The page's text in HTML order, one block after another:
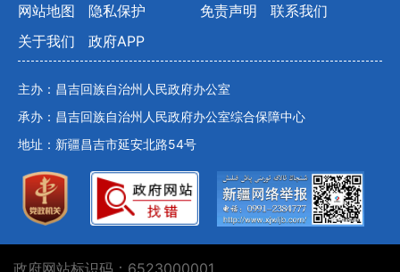
网站地图 隐私保护 免责声明
联系我们
关于我们
政府APP
主办：昌吉回族自治州人民政府办公室
承办：昌吉回族自治州人民政府办公室综合保障中心
地址：新疆昌吉市延安北路54号
政府网站标识码：6523000001